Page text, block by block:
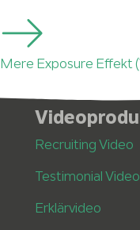
Mere Exposure Effekt
Recruiting Video
Testimonial
Erklärvideo